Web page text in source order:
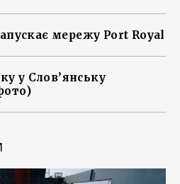
мережу Port Royal
у Слов’янську